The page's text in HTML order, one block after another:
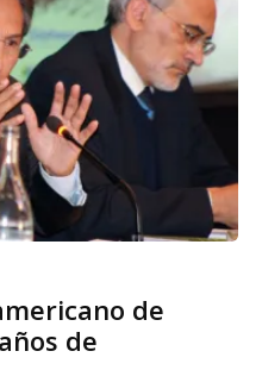
de
de